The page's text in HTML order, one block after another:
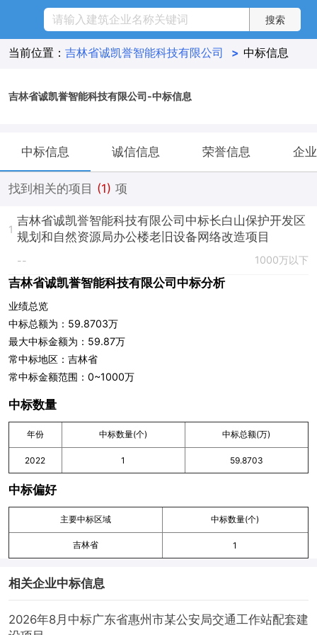
当前位置： 吉林省诚凯誉智能科技有限公司 > 中标信息
吉林省诚凯誉智能科技有限公司-中标信息
中标信息 诚信信息 荣誉信息 企
找到相关的项目 (1) 项
1
吉林省诚凯誉智能科技有限公司中标长白山保护开发区
规划和自然资源局办公楼老旧设备网络改造项目
-- 1000万以下
吉林省诚凯誉智能科技有限公司中标分析
业绩总览
中标总额为：59.8703万
最大中标金额为：59.87万
常中标地区：吉林省
常中标金额范围：0~1000万
中标数量
年份 中标数量(个) 中标总额(万)
2022 1 59.8703
中标偏好
主要中标区域 中标数量(个)
吉林省 1
相关企业中标信息
2026年8月中标广东省惠州市某公安局交通工作站配套建